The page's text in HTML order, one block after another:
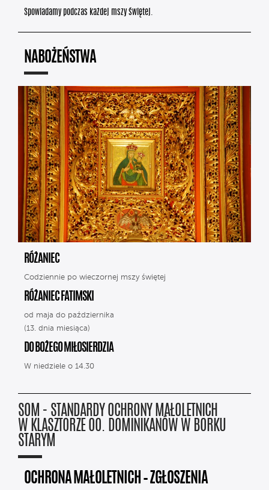
Spowiadamy podczas każdej mszy świętej.
NABOŻEŃSTWA
RÓŻANIEC
Codziennie po wieczornej mszy świętej
RÓŻANIEC FATIMSKI
od maja do października
(13. dnia miesiąca)
DO BOŻEGO MIŁOSIERDZIA
W niedziele o 14.30
SOM - STANDARDY OCHRONY MAŁOLETNICH
W KLASZTORZE OO. DOMINIKANÓW W BORKU
STARYM
OCHRONA MAŁOLETNICH – ZGŁOSZENIA